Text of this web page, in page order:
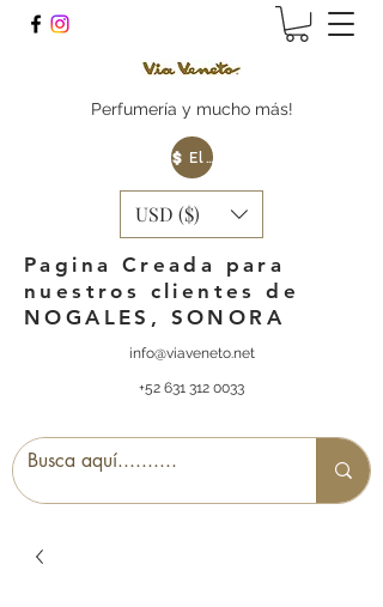
Perfumería y mucho más!
Elige tu Moneda
USD ($)
Pagina Creada para
nuestros clientes de
NOGALES, SONORA
info@viaveneto.net
+52 631 312 0033